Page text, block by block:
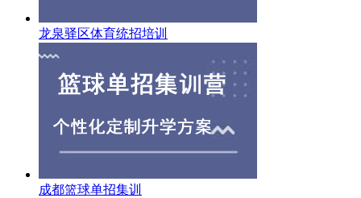
龙泉驿区体育统招培训
成都篮球单招集训